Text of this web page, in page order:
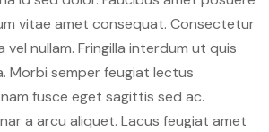
vitae amet consequat. Consectetur
vel nullam. Fringilla interdum ut quis
Morbi semper feugiat lectus
fusce eget sagittis sed ac.
a arcu aliquet. Lacus feugiat amet